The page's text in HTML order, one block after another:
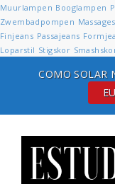
Muurlampen Booglampen
Zwembadpompen
Finjeans Passajeans
Loparstil Stigskor